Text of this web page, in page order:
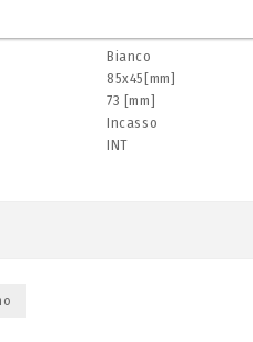
IP20
Bianco
85x45[mm]
73 [mm]
Incasso
INT